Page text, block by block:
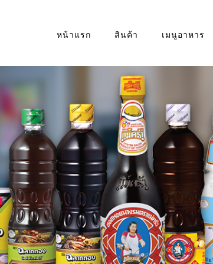
หน้าแรก สินค้า เมนูอาหาร